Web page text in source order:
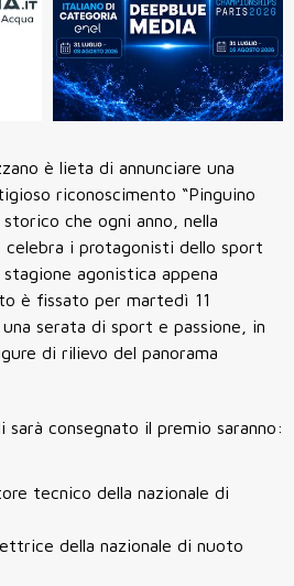
è lieta di annunciare una
riconoscimento “Pinguino
che ogni anno, nella
celebra i protagonisti dello sport
agonistica appena
è fissato per martedì 11
serata di sport e passione, in
di rilievo del panorama
sarà consegnato il premio saranno:
tecnico della nazionale di
della nazionale di nuoto